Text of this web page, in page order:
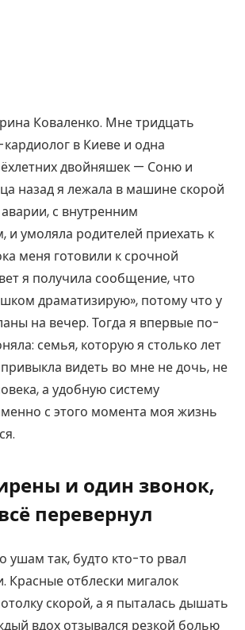
Коваленко. Мне тридцать
в Киеве и одна
двойняшек — Соню и
назад я лежала в машине скорой
с внутренним
и умоляла родителей приехать к
меня готовили к срочной
я получила сообщение, что
драматизирую», потому что у
на вечер. Тогда я впервые по-
семья, которую я столько лет
видеть во мне не дочь, не
а удобную систему
с этого момента моя жизнь
и один звонок,
перевернул
ушам так, будто кто-то рвал
Красные отблески мигалок
скорой, а я пыталась дышать
вдох отзывался резкой болью